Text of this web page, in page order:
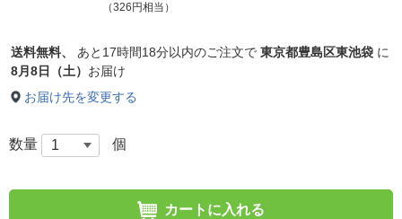
（326円相当）
送料無料、 あと 17時間18分以内のご注文で 東京都豊島区東池袋 に
8月8日（土） お届け
お届け先を変更する
数量 個
カートに入れる